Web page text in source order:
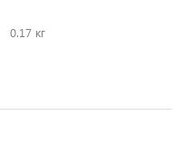
0.17 кг